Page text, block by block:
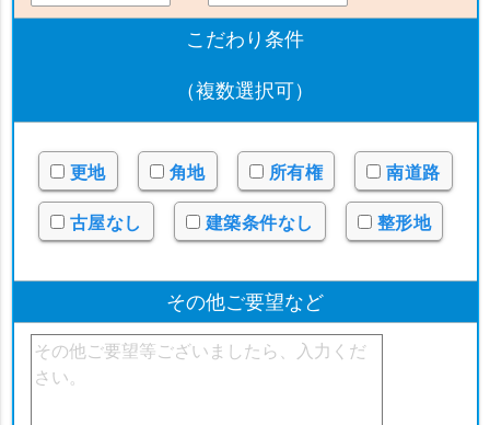
こだわり条件
（複数選択可）
更地 角地 所有権 南道路
古屋なし 建築条件なし 整形地
その他ご要望など